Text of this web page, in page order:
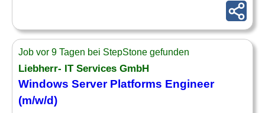
Job vor 9 Tagen bei StepStone gefunden
Liebherr- IT Services GmbH
Windows ServerPlatforms Engineer
(m/w/d)